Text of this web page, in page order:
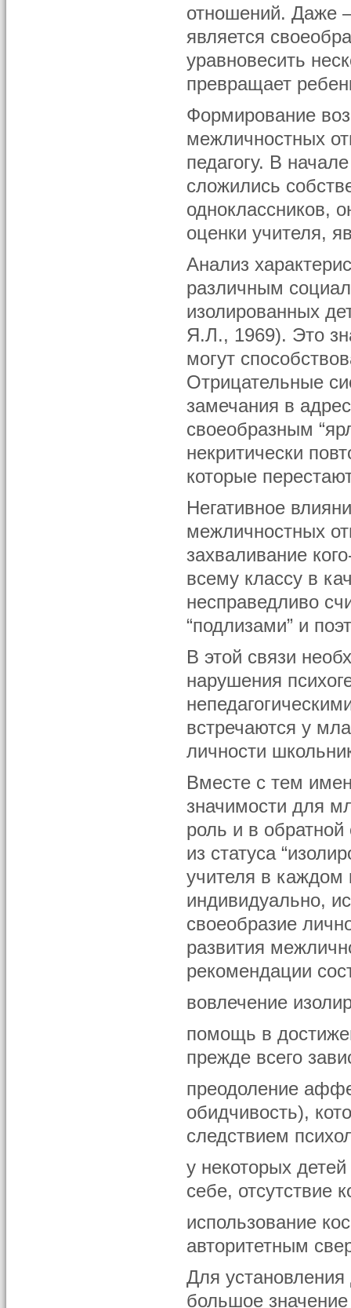
отношений. Даже
является
уравновесить
превращает
Формирование
межличностных
педагогу. В
сложились
одноклассников,
оценки учителя,
Анализ
различным
изолированных
Я.Л., 1969). Это
могут
Отрицательные
замечания в
своеобразным
некритически
которые
Негативное
межличностных
захваливание
всему классу в
несправедливо
“подлизами” и
В этой связи
нарушения
встречаются у
личности
Вместе с тем
значимости для
роль и в
из статуса
учителя в каждом
индивидуально,
своеобразие
развития
рекомендации
вовлечение
помощь в
прежде всего
преодоление
обидчивость),
следствием
у некоторых
себе, отсутствие
использование
авторитетным
Для
большое